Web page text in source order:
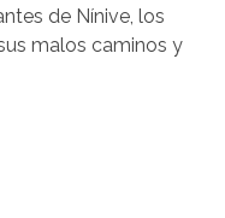
de Nínive, los
malos caminos y